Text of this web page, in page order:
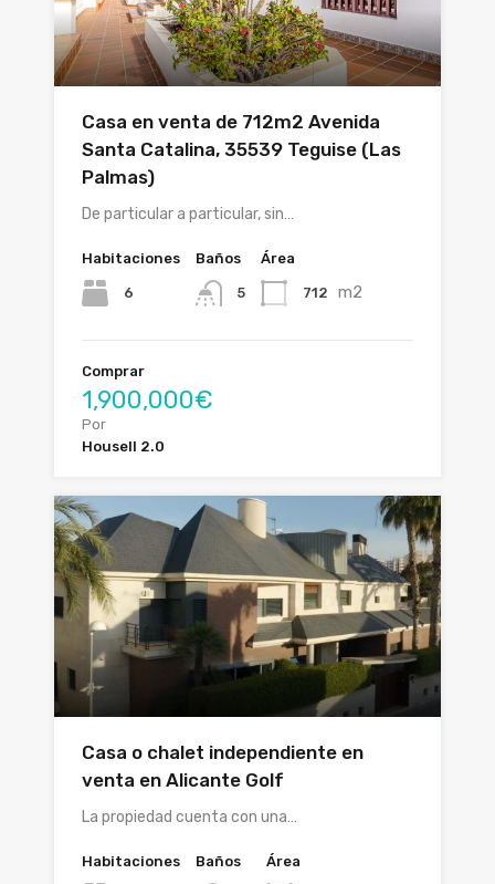
Casa en venta de 712m2 Avenida
Santa Catalina, 35539 Teguise (Las
Palmas)
De particular a particular, sin…
Habitaciones
6
Baños
5
Área
712 m2
Comprar
1,900,000€
Por
Housell 2.0
Casa o chalet independiente en
venta en Alicante Golf
La propiedad cuenta con una…
Habitaciones Baños Área